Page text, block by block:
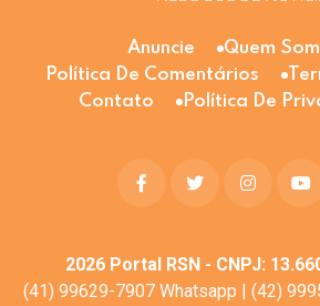
Anuncie
Quem
Política De Comentários
Contato
Política De
2026Portal RSN - CNPJ:
(41) 99629-7907 Whatsapp | (42)